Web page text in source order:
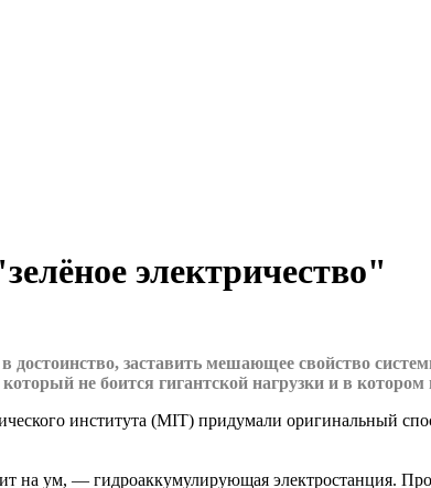
электричество"
заставить мешающее свойство
не боится гигантской нагрузки и в
института (MIT) придумали оригинальный
на ум, — гидроаккумулирующая электростанция.